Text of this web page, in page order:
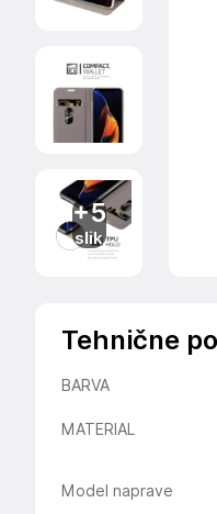
+5
slik
Tehnične
BARVA
MATERIAL
Model naprave